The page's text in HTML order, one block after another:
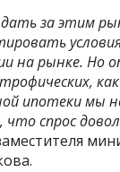
за этим
на рынке. Но
ипотеки мы
спрос